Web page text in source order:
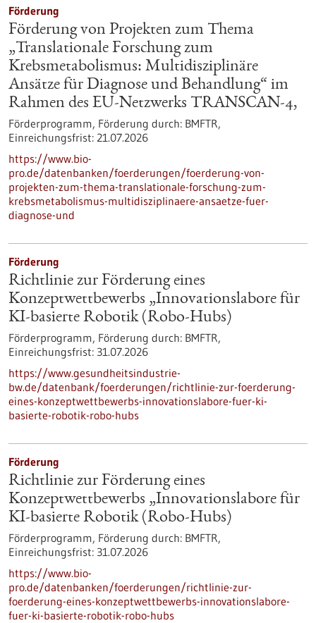
Förderung
Förderung von Projekten zum Thema
„Translationale Forschung zum
Krebsmetabolismus: Multidisziplinäre
Ansätze für Diagnose und Behandlung“ im
Rahmen des EU-Netzwerks TRANSCAN-4,
Förderprogramm, Förderung durch: BMFTR,
Einreichungsfrist: 21.07.2026
https://www.bio-
pro.de/datenbanken/foerderungen/foerderung-von-
projekten-zum-thema-translationale-forschung-zum-
krebsmetabolismus-multidisziplinaere-ansaetze-fuer-
diagnose-und
Förderung
Richtlinie zur Förderung eines
Konzeptwettbewerbs „Innovationslabore für
KI-basierte Robotik (Robo-Hubs)
Förderprogramm, Förderung durch: BMFTR,
Einreichungsfrist: 31.07.2026
https://www.gesundheitsindustrie-
bw.de/datenbank/foerderungen/richtlinie-zur-foerderung-
eines-konzeptwettbewerbs-innovationslabore-fuer-ki-
basierte-robotik-robo-hubs
Förderung
Richtlinie zur Förderung eines
Konzeptwettbewerbs „Innovationslabore für
KI-basierte Robotik (Robo-Hubs)
Förderprogramm, Förderung durch: BMFTR,
Einreichungsfrist: 31.07.2026
https://www.bio-
pro.de/datenbanken/foerderungen/richtlinie-zur-
foerderung-eines-konzeptwettbewerbs-innovationslabore-
fuer-ki-basierte-robotik-robo-hubs